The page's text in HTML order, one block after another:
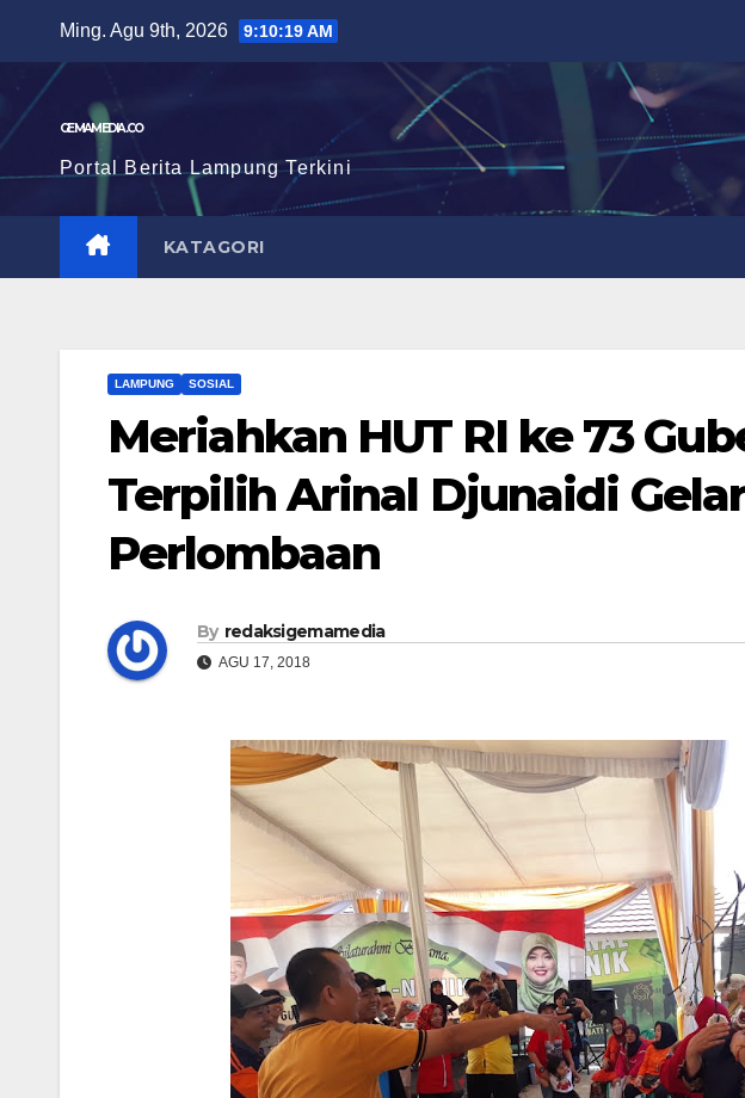
content
Ming. Agu 9th, 2026 9:10:20 AM
GEMAMEDIA.CO
Portal Berita Lampung Terkini
KATAGORI
LAMPUNG SOSIAL
Meriahkan HUT RI ke 73
Terpilih Arinal Djunaidi
Perlombaan
By redaksigemamedia
AGU 17, 2018